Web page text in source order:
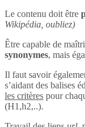
Le contenu doit être
Wikipédia, oubliez)
Être capable de
synonymes, mais
Il faut savoir
s’aidant des balises
les critères pour
(H1,h2,..).